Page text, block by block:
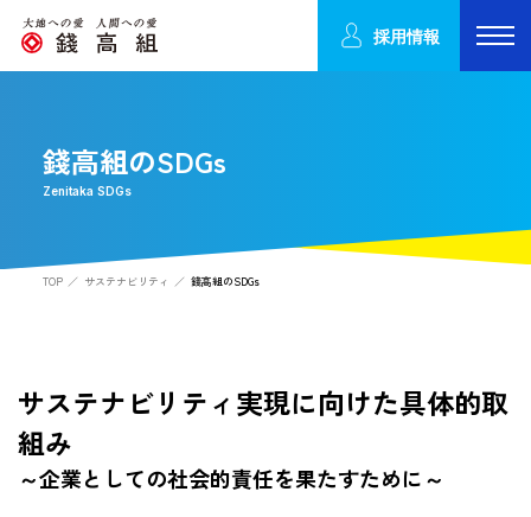
採用情報
錢高組のSDGs
Zenitaka SDGs
TOP サステナビリティ 錢高組のSDGs
サステナビリティ実現に向けた具体的取
組み
～企業としての社会的責任を果たすために～